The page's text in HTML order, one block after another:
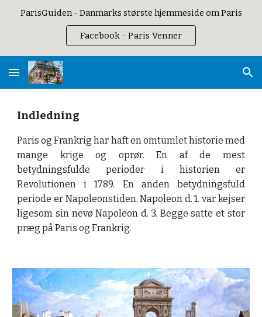
ParisGuiden - Danmarks største hjemmeside om Paris
Facebook - Paris Venner
Indledning
Paris og Frankrig har haft en omtumlet historie med
mange krige og oprør. En af de mest
betydningsfulde perioder i historien er
Revolutionen i 1789. En anden betydningsfuld
periode er Napoleonstiden. Napoleon d. 1. var kejser
ligesom sin nevø Napoleon d. 3. Begge satte et stor
præg på Paris og Frankrig.